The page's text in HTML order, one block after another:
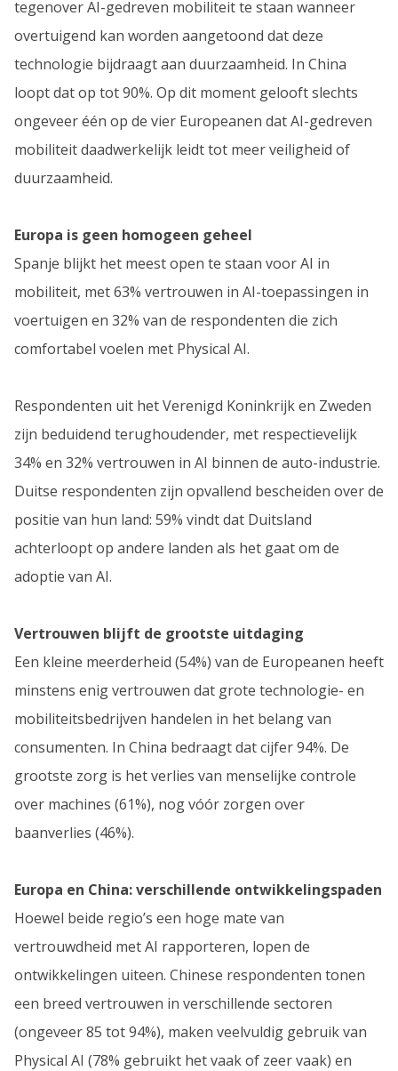
tegenover AI-gedreven mobiliteit te staan wanneer
overtuigend kan worden aangetoond dat deze
technologie bijdraagt aan duurzaamheid. In China
loopt dat op tot 90%. Op dit moment gelooft slechts
ongeveer één op de vier Europeanen dat AI-gedreven
mobiliteit daadwerkelijk leidt tot meer veiligheid of
duurzaamheid.
Europa is geen homogeen geheel
Spanje blijkt het meest open te staan voor AI in
mobiliteit, met 63% vertrouwen in AI-toepassingen in
voertuigen en 32% van de respondenten die zich
comfortabel voelen met Physical AI.
Respondenten uit het Verenigd Koninkrijk en Zweden
zijn beduidend terughoudender, met respectievelijk
34% en 32% vertrouwen in AI binnen de auto-industrie.
Duitse respondenten zijn opvallend bescheiden over de
positie van hun land: 59% vindt dat Duitsland
achterloopt op andere landen als het gaat om de
adoptie van AI.
Vertrouwen blijft de grootste uitdaging
Een kleine meerderheid (54%) van de Europeanen heeft
minstens enig vertrouwen dat grote technologie- en
mobiliteitsbedrijven handelen in het belang van
consumenten. In China bedraagt dat cijfer 94%. De
grootste zorg is het verlies van menselijke controle
over machines (61%), nog vóór zorgen over
baanverlies (46%).
Europa en China: verschillende ontwikkelingspaden
Hoewel beide regio’s een hoge mate van
vertrouwdheid met AI rapporteren, lopen de
ontwikkelingen uiteen. Chinese respondenten tonen
een breed vertrouwen in verschillende sectoren
(ongeveer 85 tot 94%), maken veelvuldig gebruik van
Physical AI (78% gebruikt het vaak of zeer vaak) en